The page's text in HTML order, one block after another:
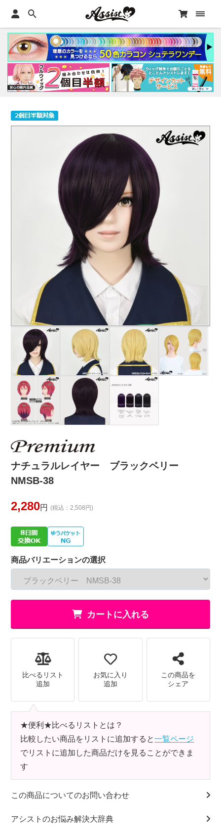
ナチュラルレイヤー ブラックベリー
NMSB-38
2,280円 (税込：2,508円)
商品バリエーションの選択
カートに入れる
比べるリスト
追加
お気に入り
追加
この商品を
シェア
★便利★比べるリストとは？
比較したい商品をリストに追加すると一覧ページ
でリストに追加した商品だけを見ることができま
す
この商品についてのお問い合わせ
アシストのお悩み解決大辞典